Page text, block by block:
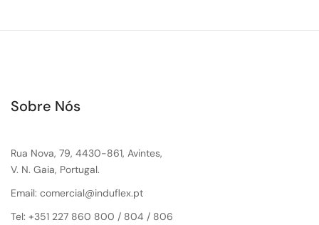
Sobre Nós
Rua Nova, 79, 4430-861, Avintes,
V. N. Gaia, Portugal.
Email: comercial@induflex.pt
Tel: +351 227 860 800 / 804 / 806